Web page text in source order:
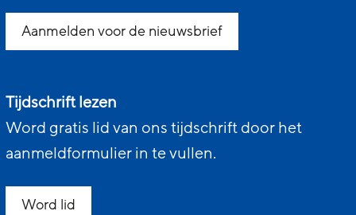
Aanmelden voor de nieuwsbrief
Tijdschrift lezen
Word gratis lid van ons tijdschrift door het
aanmeldformulier in te vullen.
Word lid